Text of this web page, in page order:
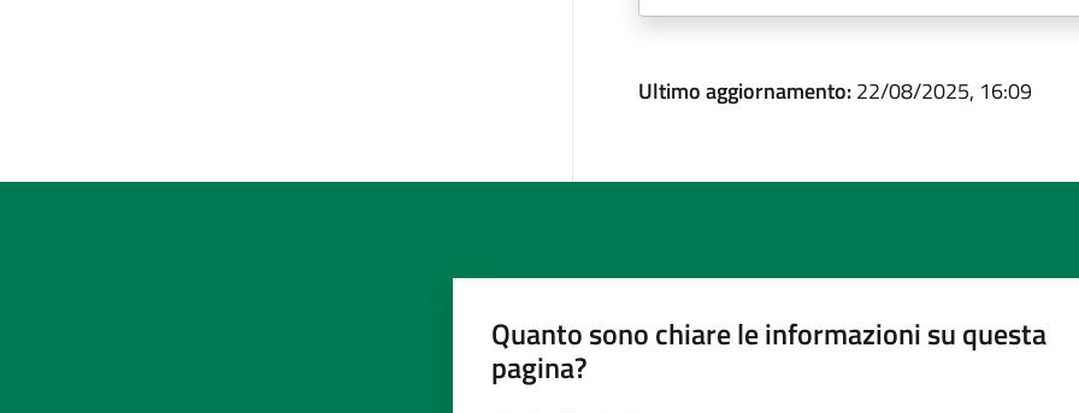
Ultimo aggiornamento:22/08/2025, 16:09
Quanto sono chiare le informazioni su questa
pagina?